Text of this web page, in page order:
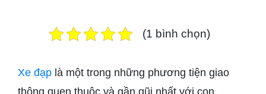
(1 bình chọn)
Xe đạp là một trong những phương tiện giao
thông quen thuộc và gần gũi nhất với con